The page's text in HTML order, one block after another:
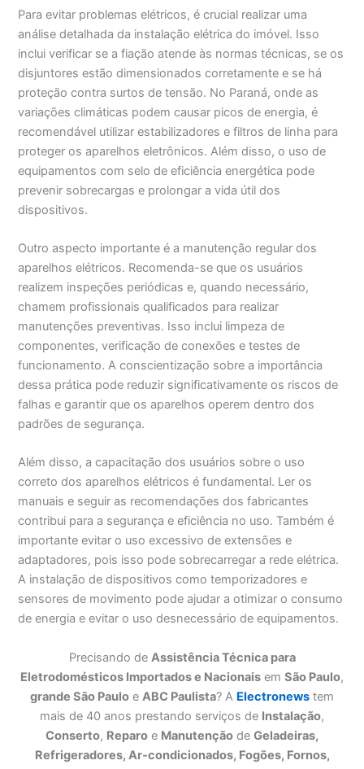
Para evitar problemas elétricos, é crucial realizar uma
análise detalhada da instalação elétrica do imóvel. Isso
inclui verificar se a fiação atende às normas técnicas, se os
disjuntores estão dimensionados corretamente e se há
proteção contra surtos de tensão. No Paraná, onde as
variações climáticas podem causar picos de energia, é
recomendável utilizar estabilizadores e filtros de linha para
proteger os aparelhos eletrônicos. Além disso, o uso de
equipamentos com selo de eficiência energética pode
prevenir sobrecargas e prolongar a vida útil dos
dispositivos.
Outro aspecto importante é a manutenção regular dos
aparelhos elétricos. Recomenda-se que os usuários
realizem inspeções periódicas e, quando necessário,
chamem profissionais qualificados para realizar
manutenções preventivas. Isso inclui limpeza de
componentes, verificação de conexões e testes de
funcionamento. A conscientização sobre a importância
dessa prática pode reduzir significativamente os riscos de
falhas e garantir que os aparelhos operem dentro dos
padrões de segurança.
Além disso, a capacitação dos usuários sobre o uso
correto dos aparelhos elétricos é fundamental. Ler os
manuais e seguir as recomendações dos fabricantes
contribui para a segurança e eficiência no uso. Também é
importante evitar o uso excessivo de extensões e
adaptadores, pois isso pode sobrecarregar a rede elétrica.
A instalação de dispositivos como temporizadores e
sensores de movimento pode ajudar a otimizar o consumo
de energia e evitar o uso desnecessário de equipamentos.
Precisando de Assistência Técnica para
Eletrodomésticos Importados e Nacionais em São Paulo,
grande São Paulo e ABC Paulista? A Electronews tem
mais de 40 anos prestando serviços de Instalação,
Conserto, Reparo e Manutenção de Geladeiras,
Refrigeradores, Ar-condicionados, Fogões, Fornos,